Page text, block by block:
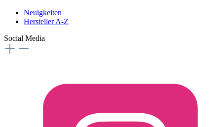
Neuigkeiten
Hersteller A-Z
Social Media